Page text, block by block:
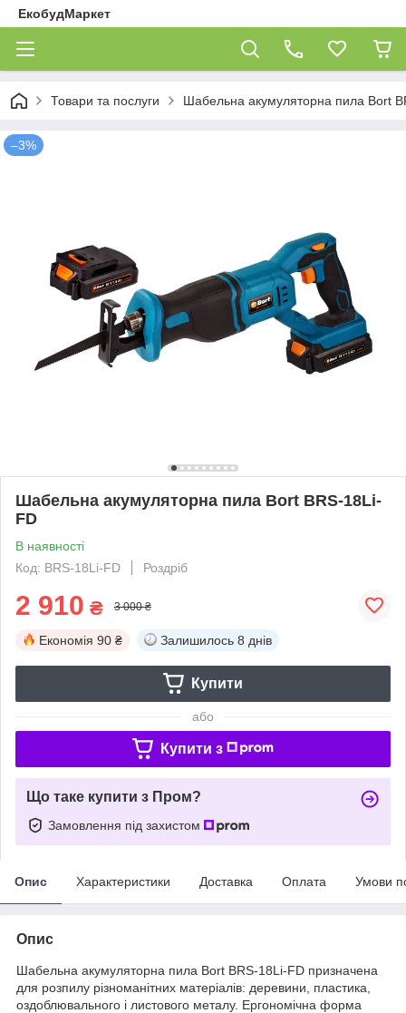
ЕкобудМаркет
Товари та послуги Шабельна акумуляторна пила Bort
–3%
Шабельна акумуляторна пила Bort BRS-18Li-
FD
В наявності
Код: BRS-18Li-FD
Роздріб
2 910 ₴ 3 000 ₴
Економія 90 ₴ Залишилось 8 днів
Купити
або
Купити з
Що таке купити з Пром?
Замовлення під захистом
Опис Характеристики Доставка Оплата Умови
Опис
Шабельна акумуляторна пила Bort BRS-18Li-FD призначена
для розпилу різноманітних матеріалів: деревини, пластика,
оздоблювального і листового металу. Ергономічна форма